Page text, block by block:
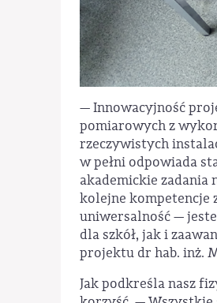
— Innowacyjność
pomiarowych z
rzeczywistych
w pełni odpowiada
akademickie zadania
kolejne kompetencje
uniwersalność —
dla szkół, jak i
projektu dr hab. inż.
Jak podkreśla nasz